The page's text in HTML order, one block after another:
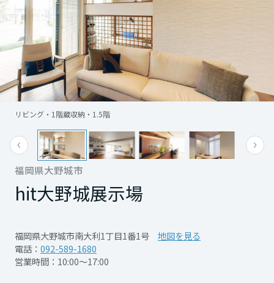
商品ラインアップ
デザイン
テクノロジー（住まいの性能）
建築事例・建築実例
デザイナーズギャラリー
インテリア
住まいづくりガイド
分譲住宅（建売・土地）検索
個人のお客さま
賃貸住宅
賃貸併用住宅
店舗・各種施設
土地活用モデルルーム見学
土地活用実例
法人のお客さま
企業不動産活用（CRE）戦略
社宅建築
リフォーム
戸建て・マンション
ミサワリフォームとは
リフォームの流れ
リフォームメニュー
リフォーム事例
事業用リノベーション
まちづくり
複合開発・投資開発
複合開発事業（ASMACI-アスマチ-）
再開発・官民連携事業
分譲マンション開発事業
建築再生事業
オーナーサポート
サポートメニュー
住まいるりんぐ（ロングサポート）
保証制度
アフターメンテナンス
ミサワリフォーム
企 業・IR情報
企業・IR
MISAWAについて
ミサワホームグループ
展示場・イベント情報
カタログ請求
福岡県大野城市
hit大野城展示場
福岡県大野城市南大利1丁目1番1号
地図を見る
電話： 092-589-1680
営業時間：10:00～17:00
リビング・1階蔵収納・1.5階
北海道
東北
青森県
岩手県
宮城県
秋田県
webより事前来場予約およびご来場当日アン
ケートにご記入いただいた方にはもれなく、
Amazonギフトカード8,000円分をプレゼン
ト！
さらに、アンケートにお答えいただいた方の
中から抽選で30名の方に豪華賞品が当たるキ
ャンペーンを同時開催しております。
※ご予約はご来場日の前日までに必ずwebよ
りお願いいたします
されたお客様は対象外とさせていただきます
※特典はご来場から1ヶ月前後の送付になりま
もっと見る